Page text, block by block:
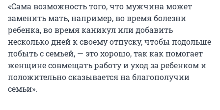
«Сама возможность того, что мужчина может
заменить мать, например, во время болезни
ребенка, во время каникул или добавить
несколько дней к своему отпуску, чтобы подольше
побыть с семьей, — это хорошо, так как помогает
женщине совмещать работу и уход за ребенком и
положительно сказывается на благополучии
семьи».